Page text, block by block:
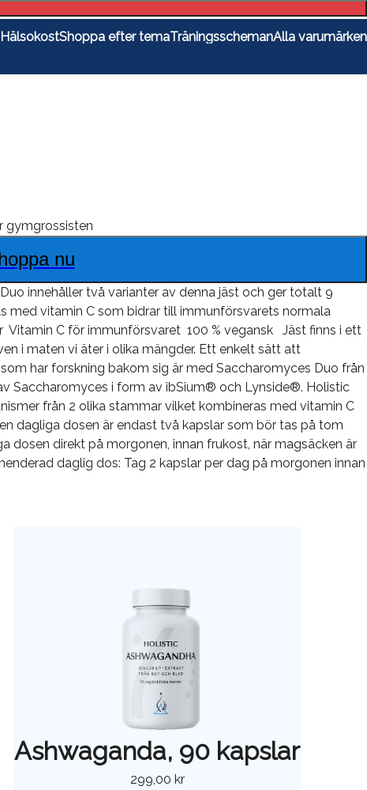
HälsokostShoppa efter temaTräningsschemanAlla varumärken
gymgrossisten
nu
innehåller två varianter av denna jäst och ger totalt 9
med vitamin C som bidrar till immunförsvarets normala
C för immunförsvaret 100 % vegansk Jäst finns i ett
i maten vi äter i olika mängder. Ett enkelt sätt att
har forskning bakom sig är med Saccharomyces Duo från
Saccharomyces i form av ibSium® och Lynside®. Holistic
från 2 olika stammar vilket kombineras med vitamin C
dagliga dosen är endast två kapslar som bör tas på tom
dosen direkt på morgonen, innan frukost, när magsäcken är
daglig dos: Tag 2 kapslar per dag på morgonen innan
Ashwaganda, 90 kapslar
299,00 kr